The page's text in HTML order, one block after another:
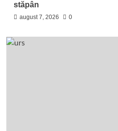
stăpân
august 7, 2026 0